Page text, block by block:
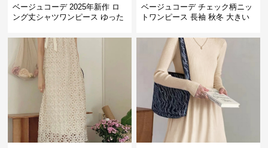
ベージュコーデ 2025年新作 ロ
ング丈シャツワンピース ゆった
ベージュコーデ チェック柄ニッ
トワンピース 長袖 秋冬 大きい